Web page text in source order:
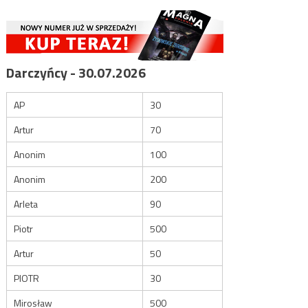
Darczyńcy - 30.07.2026
AP
30
Artur
70
Anonim
100
Anonim
200
Arleta
90
Piotr
500
Artur
50
PIOTR
30
Mirosław
500